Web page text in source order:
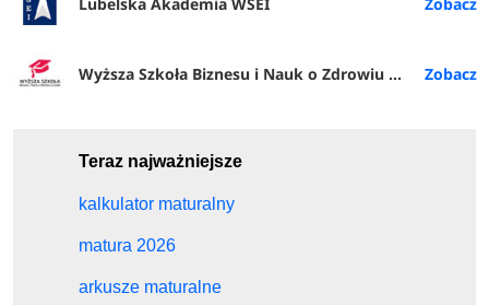
Wyższa Szkoła Biznesu i Nauk o Zdrowiu w Łodzi
Teraz najważniejsze
kalkulator maturalny
matura 2026
arkusze maturalne